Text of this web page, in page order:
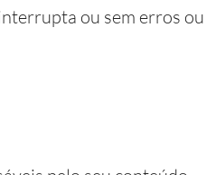
ou sem erros ou